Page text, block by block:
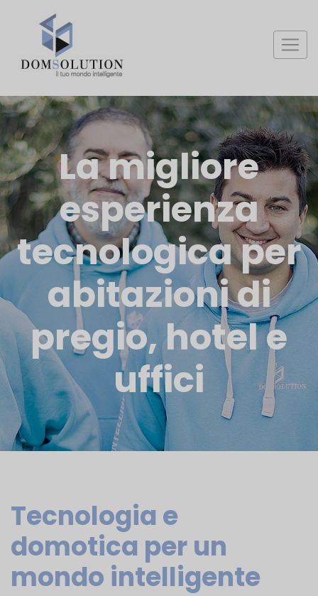
La migliore
esperienza
tecnologicaper
abitazioni di
pregio, hotel e
uffici
Tecnologia e
domotica per un
mondo intelligente